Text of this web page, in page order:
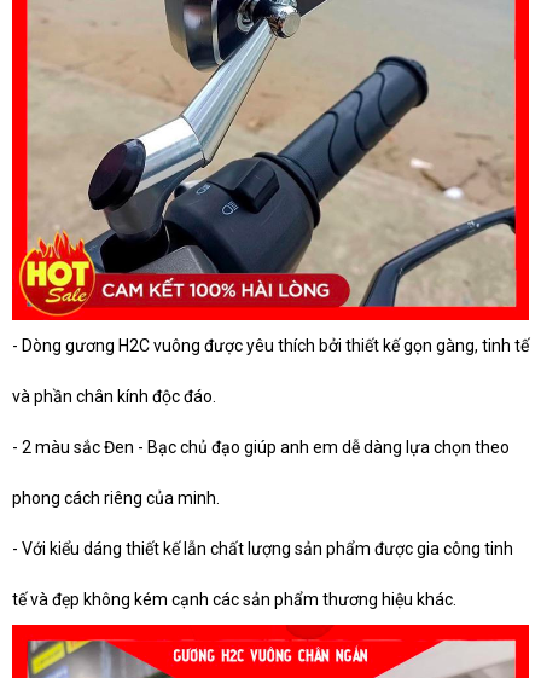
- Dòng gương H2C vuông được yêu thích bởi thiết kế gọn gàng, tinh tế
và phần chân kính độc đáo.
- 2 màu sắc Đen - Bạc chủ đạo giúp anh em dễ dàng lựa chọn theo
phong cách riêng của minh.
- Với kiểu dáng thiết kế lẫn chất lượng sản phẩm được gia công tinh
tế và đẹp không kém cạnh các sản phẩm thương hiệu khác.